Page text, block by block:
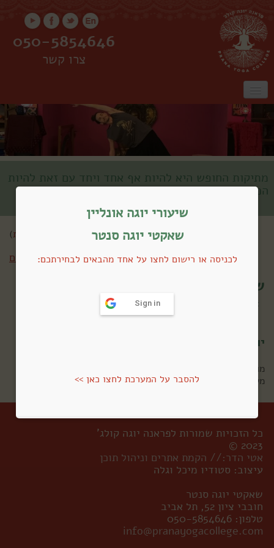
ראשי
שיעורים
שיעורים אונליין
קורס מורים
050-5854646
צרו קשר
מתיקות החופש היא להיות אף אחד ויחד עם זאת להיות
הכל
שיעורי יוגה אונליין
שאקטי יוגה סנטר
לכניסה או רישום לחצו על אחד מהבאים לבחירתכם:
Sign in
להסבר על המערכת לחצו כאן >>
שלום אורח ( התחברות)
חזרה לכל השיעורים
שיעורים אונליין
>
יוגה למנוסים – רצף מספר 15
מורה:
משך השיעור: 1:27:08
כל הזכויות שמורות לפראנה יוגה קולג'
2023 ©
אטי הדר:// הקמת אתרים וניהול תוכן
עיצוב: סטודיו מיכל וגלה
שאקטי יוגה סנטר
חובבי ציון 52, תל אביב
טלפון: 050-5854646
info@pranayogacollege.com